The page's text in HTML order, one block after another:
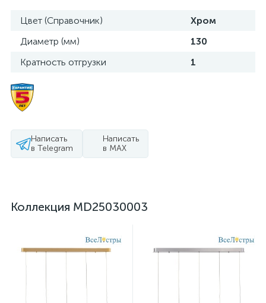
Цвет (Справочник)
Хром
Диаметр (мм)
130
Кратность отгрузки
1
Написать
в Telegram
Написать
в MAX
Коллекция MD25030003